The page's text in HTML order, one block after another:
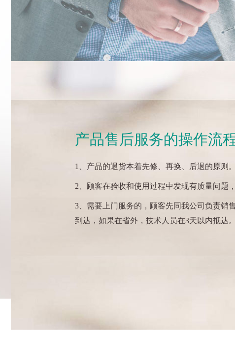
产品售后服务的操作流
1、产品的退货本着先修、再换、后退的原则。
2、顾客在验收和使用过程中发现有质量问题
3、需要上门服务的，顾客先同我公司负责销
到达，如果在省外，技术人员在3天以内抵达。